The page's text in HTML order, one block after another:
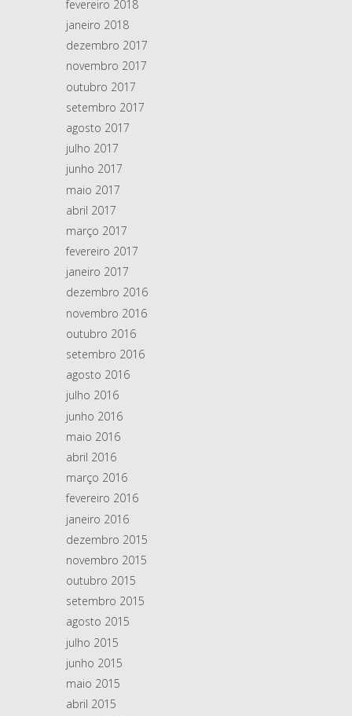
fevereiro 2018
janeiro 2018
dezembro 2017
novembro 2017
outubro 2017
setembro 2017
agosto 2017
julho 2017
junho 2017
maio 2017
abril 2017
março 2017
fevereiro 2017
janeiro 2017
dezembro 2016
novembro 2016
outubro 2016
setembro 2016
agosto 2016
julho 2016
junho 2016
maio 2016
abril 2016
março 2016
fevereiro 2016
janeiro 2016
dezembro 2015
novembro 2015
outubro 2015
setembro 2015
agosto 2015
julho 2015
junho 2015
maio 2015
abril 2015